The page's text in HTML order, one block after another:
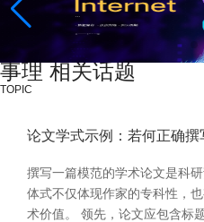
事理 相关话题
TOPIC
论文学式示例：若何正确撰
撰写一篇模范的学术论文是科
体式不仅体现作家的专科性，
术价值。 领先，论文应包含标